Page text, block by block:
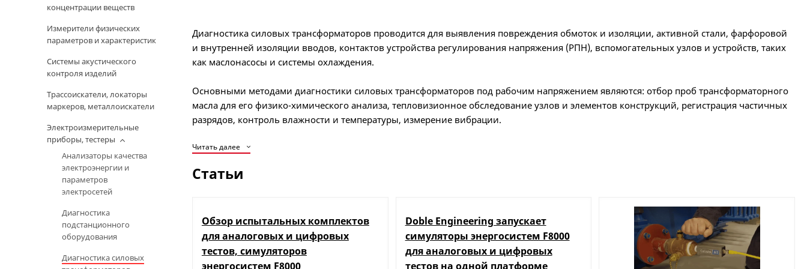
Диагностика силовых трансформаторов проводится для выявления повреждения обмоток и изоляции, активной стали, фарфоровой
и внутренней изоляции вводов, контактов устройства регулирования напряжения (РПН), вспомогательных узлов и устройств, таких
как маслонасосы и системы охлаждения.
Основными методами диагностики силовых трансформаторов под рабочим напряжением являются: отбор проб трансформаторного
масла для его физико-химического анализа, тепловизионное обследование узлов и элементов конструкций, регистрация частичных
разрядов, контроль влажности и температуры, измерение вибрации.
При отключенном силовом трансформаторе проводится тестирование для определения сопротивления изоляции обмоток,
потерь (tg δ) изоляции вводов имеющих измерительный зажим, измеряется сопротивление обмоток постоянному току, при всех
Также необходимо определить коэффициент трансформации и группу соединения обмоток, измерить сопротивление КЗ (Zк) и потери
холостого хода, а также проверить работоспособность РПН.
Периодичность испытаний определена ГОСТ Р 56738-2015 и эксплуатационным условиям.
Читать далее
Статьи
Обзор испытальных комплектов
для аналоговых и цифровых
тестов, симуляторов
энергосистем F8000
Doble Engineering запускает
симуляторы энергосистем F8000
для аналоговых и цифровых
тестов на одной платформе
концентрации веществ
Измерители физических
параметров и характеристик
Системы акустического
контроля изделий
Трассоискатели, локаторы
маркеров, металлоискатели
Электроизмерительные
приборы, тестеры
Анализаторы качества
электроэнергии и
параметров
электросетей
Диагностика
подстанционного
оборудования
Диагностика силовых